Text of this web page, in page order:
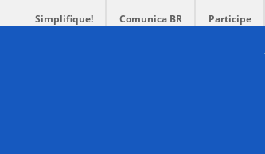
Simplifique! Comunica BR Participe